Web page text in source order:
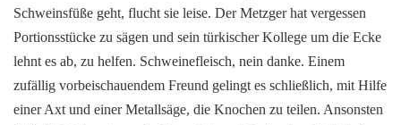
Schweinsfüße geht, flucht sie leise. Der Metzger hat vergessen
Portionsstücke zu sägen und sein türkischer Kollege um die Ecke
lehnt es ab, zu helfen. Schweinefleisch, nein danke. Einem
zufällig vorbeischauendem Freund gelingt es schließlich, mit Hilfe
einer Axt und einer Metallsäge, die Knochen zu teilen. Ansonsten